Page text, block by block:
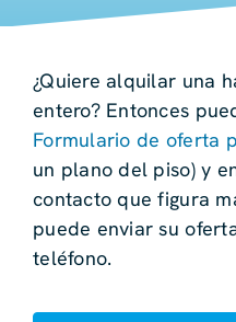
¿Quiere alquilar una
entero? Entonces
Formulario de oferta
un plano del piso) y
contacto que figura
puede enviar su
teléfono.